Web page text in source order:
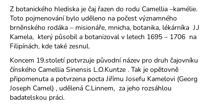
Z botanického hlediska je čaj řazen do rodu Camellia –kamélie.
Toto pojmenování bylo uděleno na počest významného
brněnského rodáka – misionáře, mnicha, botanika, lékárníka J.J
Kamela, který působil a botanizoval v letech 1695 – 1706 na
Filipínách, kde také zesnul.
Koncem 19.století potvrzuje původní název pro druh čajovníku
čínského Camellia Sinensis L.O.Kuntze . Tak je opětovně
připomenuta a potvrzena pocta Jiřímu Josefu Kamelovi (Georg
Joseph Camel) , udělená C.Linnem, za jeho rozsáhlou
badatelskou práci.
D
o
p
o
r
u
č